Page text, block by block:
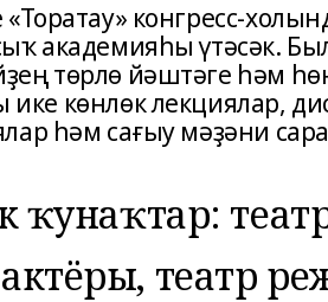
конгресс-
академияһы үтәсәк.
төрлө йәштәге һәм
көнлөк лекциялар,
һәм сағыу мәҙәни
ҡунаҡтар:
театр